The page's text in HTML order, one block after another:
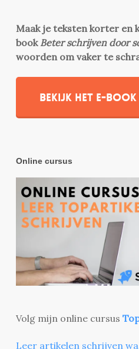
Maak je teksten korter en
book Beter schrijven door
woorden om vaker te
Bekijk het e-book
Online cursus
Volg mijn online cursus
Leer artikelen schrijven